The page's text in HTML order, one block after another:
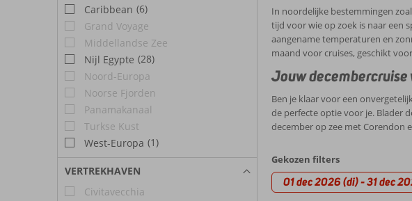
Caribbean (6)
Grand Voyage
Middellandse Zee
Nijl Egypte (28)
Noord-Europa
Noorse Fjorden
Panamakanaal
Turkse Kust
West-Europa (1)
VERTREKHAVEN
Civitavecchia
In noordelijke bestemmingen
tijd voor wie op zoek is naar een
aangename temperaturen en
maand voor cruises, geschikt
Jouw decembercruise
Ben je klaar voor een
de perfecte optie voor je. Blader
december op zee met Corendon
Gekozen filters
01 dec 2026 (di) - 31 dec